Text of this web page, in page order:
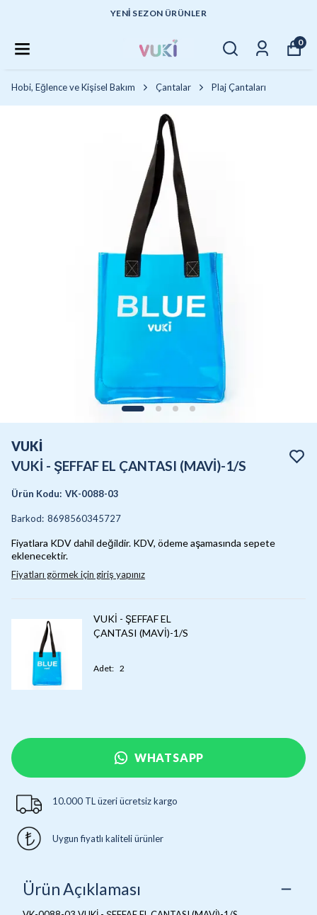
YENI SEZON ÜRÜNLER
0
Hobi, Eğlence ve Kişisel Bakım Çantalar Plaj Çantaları
VUKİ
VUKİ - ŞEFFAF EL ÇANTASI (MAVİ)-1/S
Ürün Kodu: VK-0088-03
Barkod: 8698560345727
Fiyatlara KDV dahil değildir. KDV, ödeme aşamasında sepete
eklenecektir.
Fiyatları görmek için giriş yapınız
VUKİ - ŞEFFAF EL
ÇANTASI (MAVİ)-1/S
Adet: 2
WHATSAPP
10.000 TL üzeri ücretsiz kargo
Uygun fiyatlı kaliteli ürünler
Ürün Açıklaması